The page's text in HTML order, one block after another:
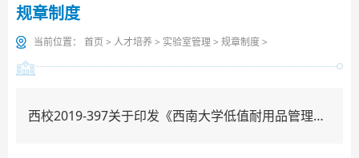
规章制度
当前位置： 首页 > 人才培养 > 实验室管理 > 规章制度>
西校2019-397关于印发《西南大学低值耐用品管理暂行办法（试行）》的通知.